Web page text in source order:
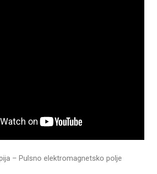
– Pulsno elektromagnetsko polje